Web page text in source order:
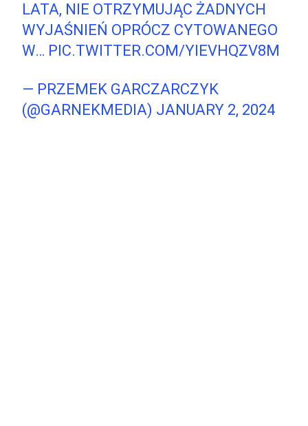
LATA, NIE OTRZYMUJĄC ŻADNYCH
WYJAŚNIEŃ OPRÓCZ CYTOWANEGO
W… PIC.TWITTER.COM/YIEVHQZV8M
— PRZEMEK GARCZARCZYK
(@GARNEKMEDIA) JANUARY 2, 2024